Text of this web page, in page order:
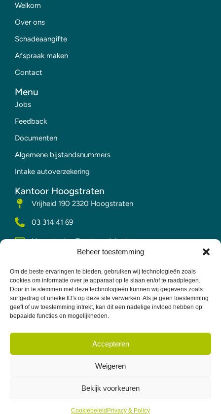
Beheer toestemming
Om de beste ervaringen te bieden, gebruiken wij technologieën zoals
cookies om informatie over je apparaat op te slaan en/of te raadplegen.
Door in te stemmen met deze technologieën kunnen wij gegevens zoals
surfgedrag of unieke ID's op deze site verwerken. Als je geen toestemming
geeft of uw toestemming intrekt, kan dit een nadelige invloed hebben op
bepaalde functies en mogelijkheden.
Accepteren
Weigeren
Bekijk voorkeuren
Cookiebeleid Privacy & Policy
Welkom
Over ons
Schadeaangifte
Afspraak maken
Contact
Menu
Jobs
Feedback
Documenten
Algemene bijstandsnummers
Intake autoverzekering
Kantoor Hoogstraten
Vrijheid 190 2320 Hoogstraten
03 314 41 69
Hoogstraten@vesta-advies.be
Kantoor Merksplas
014 63 50 52
Merksplas@vesta-advies.be
Vesta Advies ©
2026 Alle rechten
Privacy & Policy